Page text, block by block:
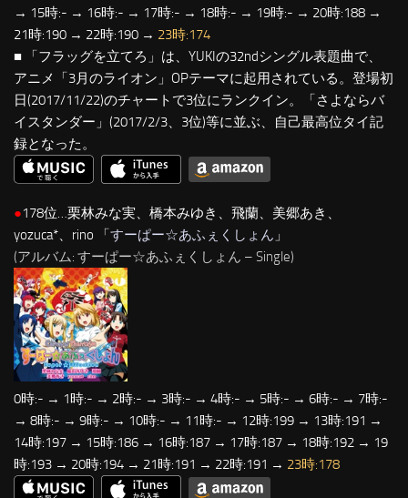
→ 15時:- → 16時:- → 17時:- → 18時:- → 19時:- → 20時:188 →
21時:190 → 22時:190 → 23時:174
■ 「フラッグを立てろ」は、YUKIの32ndシングル表題曲で、
アニメ「3月のライオン」OPテーマに起用されている。登場初
日(2017/11/22)のチャートで3位にランクイン。「さよならバ
イスタンダー」(2017/2/3、3位)等に並ぶ、自己最高位タイ記
録となった。
●178位…栗林みな実、橋本みゆき、飛蘭、美郷あき、
yozuca*、rino 「すーぱー☆あふぇくしょん 」
(アルバム: すーぱー☆あふぇくしょん – Single)
0時:- → 1時:- → 2時:- → 3時:- → 4時:- → 5時:- → 6時:- → 7時:-
→ 8時:- → 9時:- → 10時:- → 11時:- → 12時:199 → 13時:191 →
14時:197 → 15時:186 → 16時:187 → 17時:187 → 18時:192 → 19
時:193 → 20時:194 → 21時:191 → 22時:191 → 23時:178